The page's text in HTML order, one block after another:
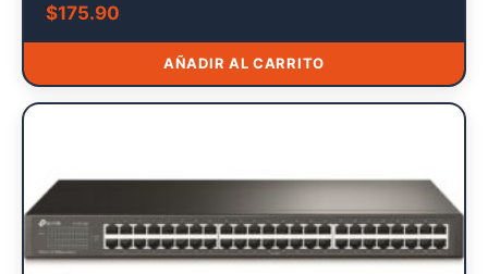
$175.90
AÑADIR AL CARRITO